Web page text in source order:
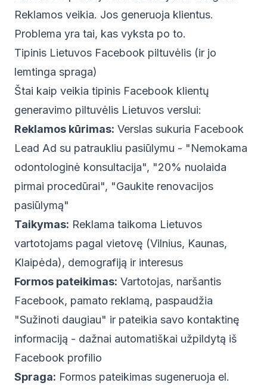
Reklamos veikia. Jos generuoja klientus.
Problema yra tai, kas vyksta po to.
Tipinis Lietuvos Facebook piltuvėlis (ir jo
lemtinga spraga)
Štai kaip veikia tipinis Facebook klientų
generavimo piltuvėlis Lietuvos verslui:
Reklamos kūrimas: Verslas sukuria Facebook
Lead Ad su patraukliu pasiūlymu - "Nemokama
odontologinė konsultacija", "20% nuolaida
pirmai procedūrai", "Gaukite renovacijos
pasiūlymą"
Taikymas: Reklama taikoma Lietuvos
vartotojams pagal vietovę (Vilnius, Kaunas,
Klaipėda), demografiją ir interesus
Formos pateikimas: Vartotojas, naršantis
Facebook, pamato reklamą, paspaudžia
"Sužinoti daugiau" ir pateikia savo kontaktinę
informaciją - dažnai automatiškai užpildytą iš
Facebook profilio
Spraga: Formos pateikimas sugeneruoja el.